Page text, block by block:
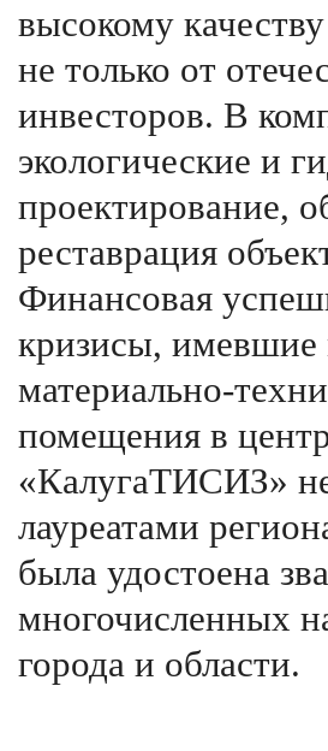
высокому
не только от
инвесторов. В
экологические и
проектирование,
реставрация
Финансовая
кризисы, имевшие
материально-
помещения в
«КалугаТИСИЗ»
лауреатами
была удостоена
многочисленных
города и области.